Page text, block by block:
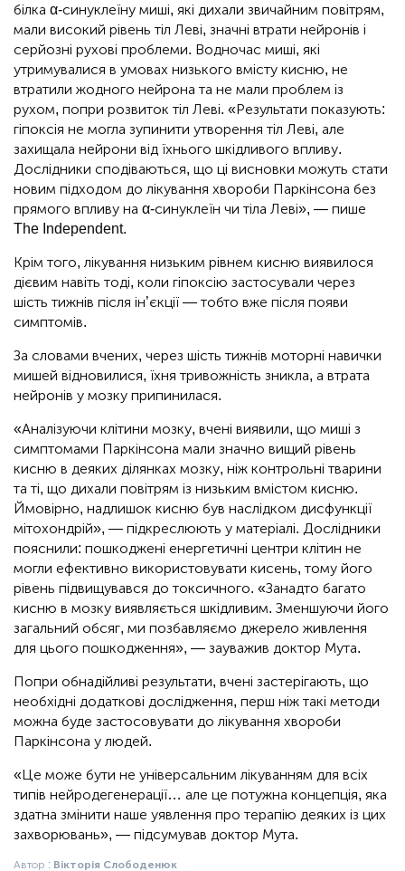
білка α-синуклеїну миші, які дихали звичайним повітрям,
мали високий рівень тіл Леві, значні втрати нейронів і
серйозні рухові проблеми. Водночас миші, які
утримувалися в умовах низького вмісту кисню, не
втратили жодного нейрона та не мали проблем із
рухом, попри розвиток тіл Леві. «Результати показують:
гіпоксія не могла зупинити утворення тіл Леві, але
захищала нейрони від їхнього шкідливого впливу.
Дослідники сподіваються, що ці висновки можуть стати
новим підходом до лікування хвороби Паркінсона без
прямого впливу на α-синуклеїн чи тіла Леві», — пише
The Independent.
Крім того, лікування низьким рівнем кисню виявилося
дієвим навіть тоді, коли гіпоксію застосували через
шість тижнів після ін’єкції — тобто вже після появи
симптомів.
За словами вчених, через шість тижнів моторні навички
мишей відновилися, їхня тривожність зникла, а втрата
нейронів у мозку припинилася.
«Аналізуючи клітини мозку, вчені виявили, що миші з
симптомами Паркінсона мали значно вищий рівень
кисню в деяких ділянках мозку, ніж контрольні тварини
та ті, що дихали повітрям із низьким вмістом кисню.
Ймовірно, надлишок кисню був наслідком дисфункції
мітохондрій», — підкреслюють у матеріалі. Дослідники
пояснили: пошкоджені енергетичні центри клітин не
могли ефективно використовувати кисень, тому його
рівень підвищувався до токсичного. «Занадто багато
кисню в мозку виявляється шкідливим. Зменшуючи його
загальний обсяг, ми позбавляємо джерело живлення
для цього пошкодження», — зауважив доктор Мута.
Попри обнадійливі результати, вчені застерігають, що
необхідні додаткові дослідження, перш ніж такі методи
можна буде застосовувати до лікування хвороби
Паркінсона у людей.
«Це може бути не універсальним лікуванням для всіх
типів нейродегенерації… але це потужна концепція, яка
здатна змінити наше уявлення про терапію деяких із цих
захворювань», — підсумував доктор Мута.
Автор : Вікторія Слободенюк